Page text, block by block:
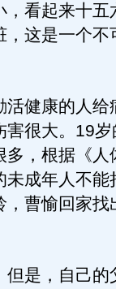
看起来十五
这是一个不
健康的人给
很大。19
，根据《人
成年人不能
曹愉回家找
是，自己的